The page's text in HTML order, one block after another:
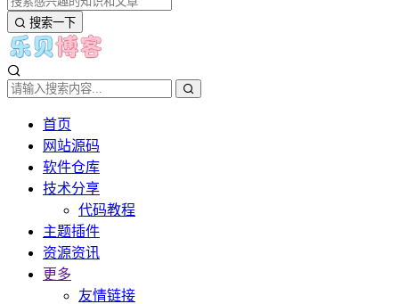
搜索一下
首页
网站源码
软件仓库
技术分享
代码教程
主题插件
资源资讯
更多
友情链接